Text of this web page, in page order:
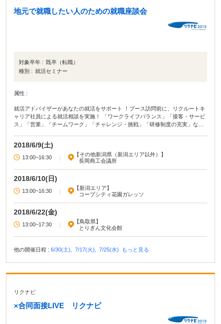
地元で就職したい人のための就職座談会
対象卒年 : 既卒（転職）
種別 : 就活セミナー
属性 :
就活アドバイザーがあなたの就活をサポート ！ブース訪問前に、リクルートキ
ャリア社員による就活相談を実施！ 「ワークライフバランス」「接客・サービ
ス」「営業」「チームワーク」「チャレンジ・挑戦」「研修制度の充実」など
アドバイス！ 企業ブース訪問後に「気づきメモ」をもとに振り返り面談！ 企業
ブースではあなたの気になる「働き方」「働くイメージ」を人事担当がじっく
り説明！
2018/6/9(土)
13:00~16:30 |
【その他新潟県（新潟エリア以外）】
長岡商工会議所
2018/6/10(日)
13:00~16:30 |
【新潟エリア】
コープシティ花園ガレッソ
2018/6/22(金)
13:00~17:30 |
【鳥取県】
とりぎん文化会館
他の開催日程 : 6/30(土), 7/17(火), 7/25(水) もっと見る
リクナビ
×合同面接LIVE リクナビ